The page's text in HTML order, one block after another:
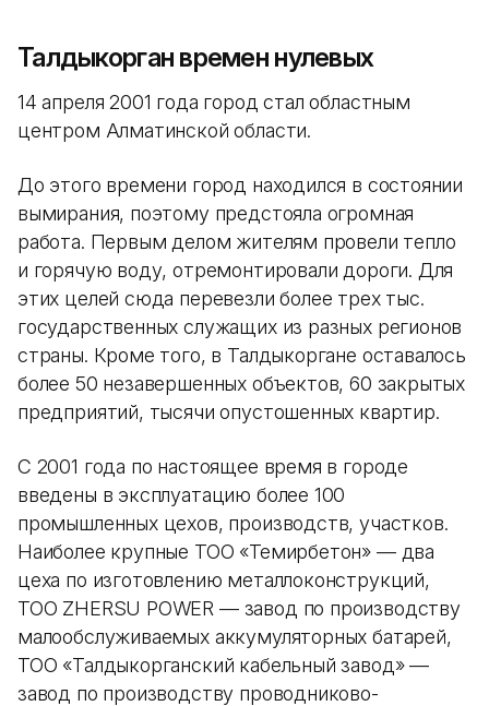
Талдыкорган времен нулевых
14 апреля 2001 года город стал областным
центром Алматинской области.
До этого времени город находился в состоянии
вымирания, поэтому предстояла огромная
работа. Первым делом жителям провели тепло
и горячую воду, отремонтировали дороги. Для
этих целей сюда перевезли более трех тыс.
государственных служащих из разных регионов
страны. Кроме того, в Талдыкоргане оставалось
более 50 незавершенных объектов, 60 закрытых
предприятий, тысячи опустошенных квартир.
С 2001 года по настоящее время в городе
введены в эксплуатацию более 100
промышленных цехов, производств, участков.
Наиболее крупные ТОО «Темирбетон» — два
цеха по изготовлению металлоконструкций,
ТОО ZHERSU POWER — завод по производству
малообслуживаемых аккумуляторных батарей,
ТОО «Талдыкорганский кабельный завод» —
завод по производству проводниково-